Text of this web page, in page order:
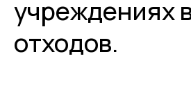
учреждениях
отходов.